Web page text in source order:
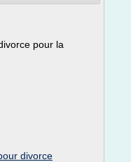
pour la
divorce